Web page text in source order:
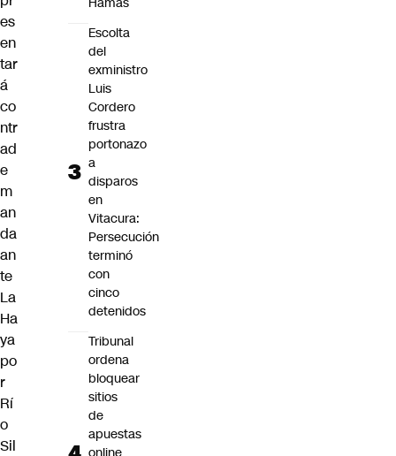
es
en
tar
á
co
ntr
ad
e
m
an
da
an
te
La
Ha
ya
po
r
Rí
o
Sil
Escolta
del
exministro
Luis
Cordero
frustra
portonazo
a
disparos
en
Vitacura:
Persecución
terminó
con
cinco
detenidos
Tribunal
ordena
bloquear
sitios
de
apuestas
online